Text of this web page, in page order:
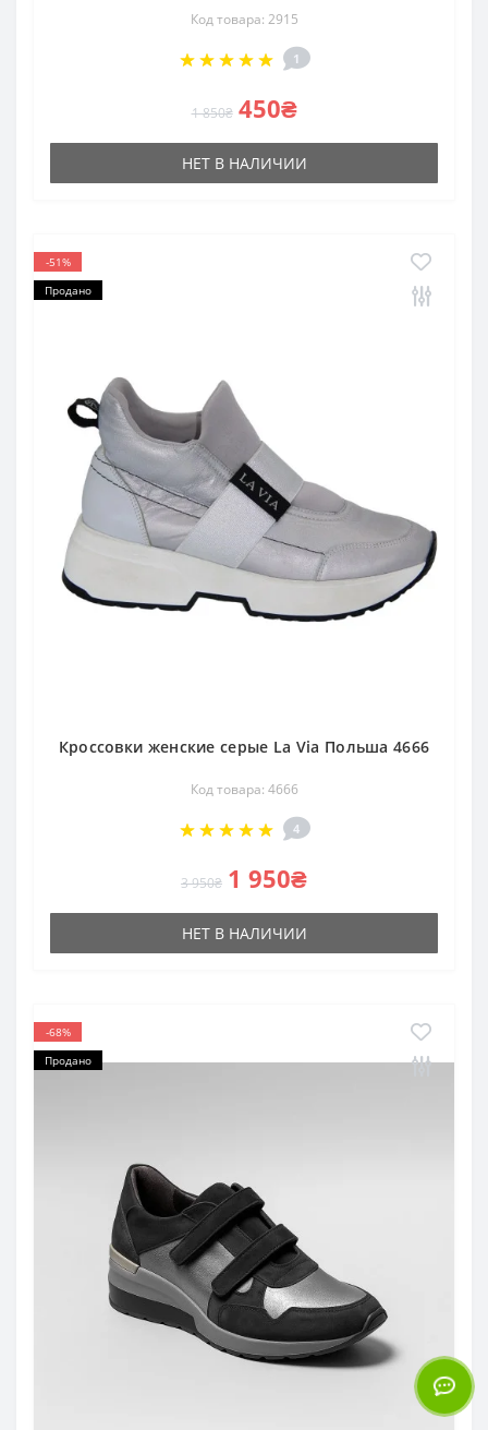
Код товара: 2915
1
1 850₴ 450₴
НЕТ В НАЛИЧИИ
-51%
Продано
Кроссовки женские серые La Via Польша 4666
Код товара: 4666
4
3 950₴ 1 950₴
НЕТ В НАЛИЧИИ
-68%
Продано